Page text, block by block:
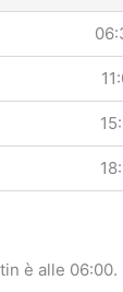
è alle 06:00.